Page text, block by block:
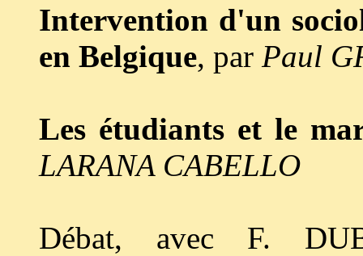
Intervention d'un
en Belgique, par Paul
Les étudiants et le
LARANA CABELLO
Débat, avec F.